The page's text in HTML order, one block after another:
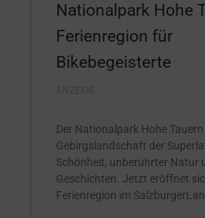
Nationalpark Hohe
Ferienregion für
Bikebegeisterte
Der Nationalpark Hohe
Gebirgslandschaft der
Schönheit, unberührter Natur
Geschichten. Jetzt eröffnet
Ferienregion im